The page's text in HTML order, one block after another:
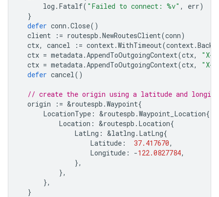
log . Fatalf( "Failed to connect: %v" , err)
}
defer conn .Close()
client
:= routespb .NewRoutesClient(conn)
ctx, cancel := context.WithTimeout(context.
ctx = metadata.AppendToOutgoingContext(ctx,
"X-
ctx = metadata.AppendToOutgoingContext(ctx,
"X-
defer cancel()
// create the origin using a latitude and
origin
:= &routespb .Waypoint{
LocationType : &routespb .Waypoint_Location{
Location : &routespb . Location{
LatLng : &latlng . LatLng{
Latitude : 37.417670,
Longitude : -122.0827784,
},
},
},
}